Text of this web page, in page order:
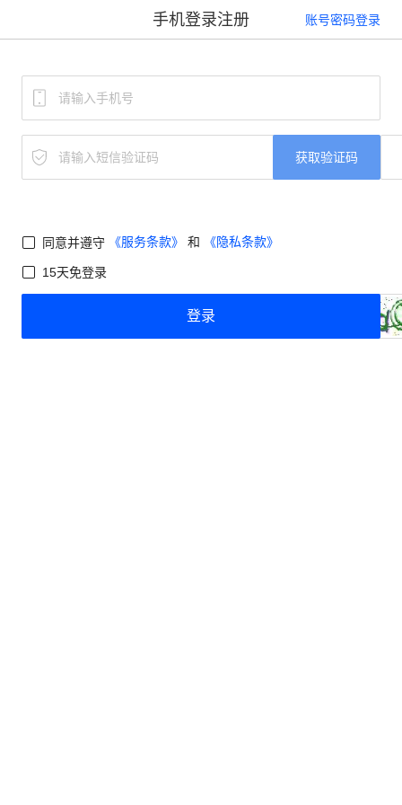
手机登录注册 账号密码登录
获取验证码
同意并遵守 《服务条款》 和 《隐私条款》
15天免登录
登录